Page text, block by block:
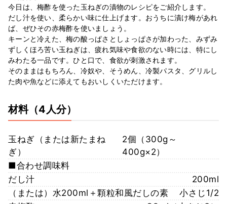
今日は、梅酢を使った玉ねぎの漬物のレシピをご紹介します。
だし汁を使い、柔らかい味に仕上げます。おうちに漬け梅があれ
ば、ぜひその赤梅酢を使いましょう。
キーンと冷えた、梅の酸っぱさとしょっぱさが加わった、みずみ
ずしくほろ苦い玉ねぎは、疲れ気味や食欲のない時には、特にし
みわたる一品です。ひと口で、食欲が刺激されます。
そのままはもちろん、冷奴や、そうめん、冷製パスタ、グリルし
た肉や魚などに添えてもおいしくいただけます。
材料（4人分）
玉ねぎ（または新たまね
ぎ）
2個（300g～
400g×2）
■合わせ調味料
だし汁
200ml
（または）水200ml＋顆粒和風だしの素
小さじ1/2